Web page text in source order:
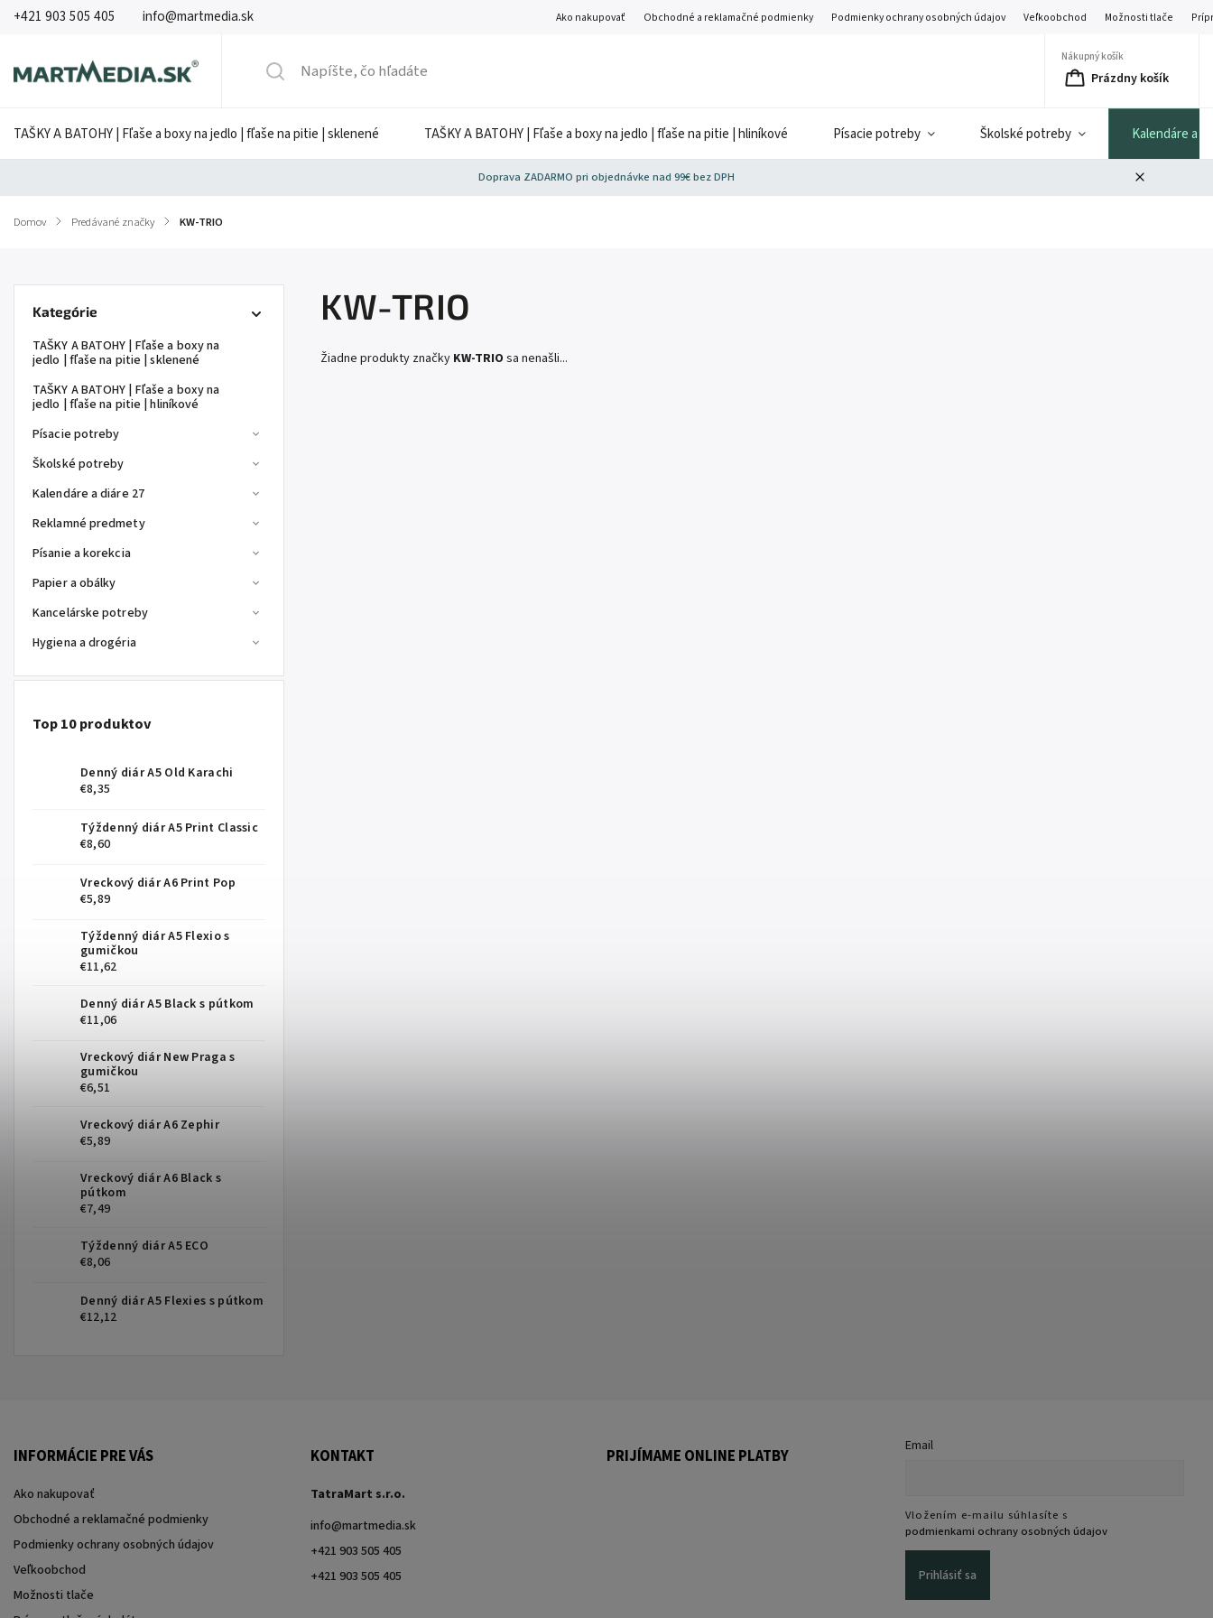
+421 903 505 405 info@martmedia.sk Ako nakupovať Obchodné a reklamačné podmienky Podmienky ochrany osobných údajov Veľkoobchod Možnosti tlače
Nákupný košík
Prázdny košík
TAŠKY A BATOHY | Fľaše a boxy na jedlo | fľaše na pitie | sklenené TAŠKY A BATOHY | Fľaše a boxy na jedlo | fľaše na pitie | hliníkové Písacie potreby Školské potreby Kalendáre a
Doprava ZADARMO pri objednávke nad 99€ bez DPH
Domov / Predávané značky / KW-TRIO
Kategórie
TAŠKY A BATOHY | Fľaše a boxy na
jedlo | fľaše na pitie | sklenené
TAŠKY A BATOHY | Fľaše a boxy na
jedlo | fľaše na pitie | hliníkové
Písacie potreby
Školské potreby
Kalendáre a diáre 27
Reklamné predmety
Písanie a korekcia
Papier a obálky
Kancelárske potreby
Hygiena a drogéria
Top 10 produktov
Denný diár A5 Old Karachi
€8,35
Týždenný diár A5 Print Classic
€8,60
Vreckový diár A6 Print Pop
€5,89
Týždenný diár A5 Flexio s
gumičkou
€11,62
Denný diár A5 Black s pútkom
€11,06
Vreckový diár New Praga s
gumičkou
€6,51
Vreckový diár A6 Zephir
€5,89
Vreckový diár A6 Black s
pútkom
€7,49
Týždenný diár A5 ECO
€8,06
Denný diár A5 Flexies s pútkom
€12,12
KW-TRIO
Žiadne produkty značky KW-TRIO sa nenašli...
INFORMÁCIE PRE VÁS
Ako nakupovať
Obchodné a reklamačné podmienky
Podmienky ochrany osobných údajov
Veľkoobchod
Možnosti tlače
KONTAKT
TatraMart s.r.o.
info@martmedia.sk
+421 903 505 405
+421 903 505 405
PRIJÍMAME ONLINE PLATBY
Email
Vložením e-mailu súhlasíte s
podmienkami ochrany osobných údajov
Prihlásiť sa